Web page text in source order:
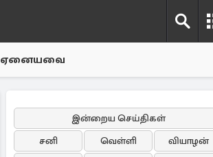
ஏனையவை
இன்றைய செய்திகள்
சனி
வெள்ளி
வியாழன்